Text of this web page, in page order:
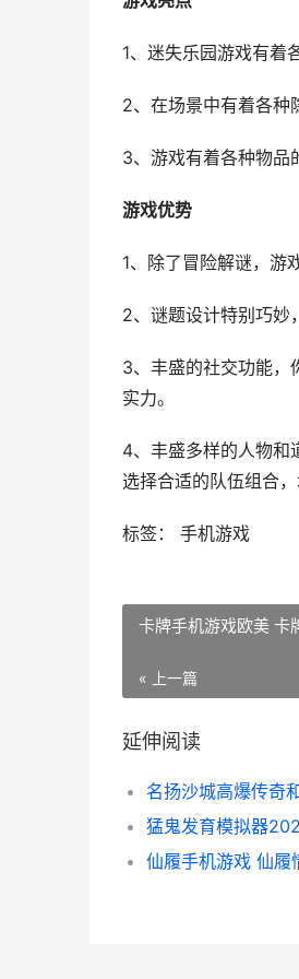
1、迷失乐园游戏有着
2、在场景中有着各种
3、游戏有着各种物品
游戏优势
1、除了冒险解谜，游
2、谜题设计特别巧妙
3、丰盛的社交功能，
实力。
4、丰盛多样的人物和
选择合适的队伍组合
标签： 手机游戏
卡牌手机游戏欧美 卡
« 上一篇
延伸阅读
猛鬼发育模拟器
仙履手机游戏 仙履